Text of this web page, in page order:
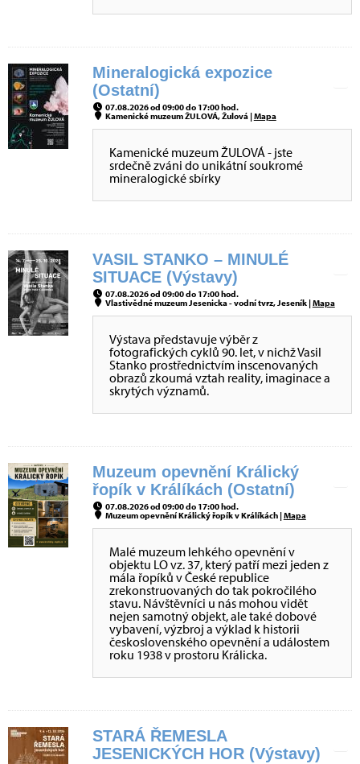
Mineralogická expozice
(Ostatní)
07.08.2026 od 09:00 do 17:00 hod.
Kamenické muzeum ŽULOVÁ, Žulová |Mapa
Kamenické muzeum ŽULOVÁ - jste
srdečně zváni do unikátní soukromé
mineralogické sbírky
VASIL STANKO – MINULÉ
SITUACE (Výstavy)
07.08.2026 od 09:00 do 17:00 hod.
Vlastivědné muzeum Jesenicka - vodní tvrz, Jeseník |Mapa
Výstava představuje výběr z
fotografických cyklů 90. let, v nichž Vasil
Stanko prostřednictvím inscenovaných
obrazů zkoumá vztah reality, imaginace a
skrytých významů.
Muzeum opevnění Králický
řopík v Králíkách (Ostatní)
07.08.2026 od 09:00 do 17:00 hod.
Muzeum opevnění Králický řopík v Králíkách |Mapa
Malé muzeum lehkého opevnění v
objektu LO vz. 37, který patří mezi jeden z
mála řopíků v České republice
zrekonstruovaných do tak pokročilého
stavu. Návštěvníci u nás mohou vidět
nejen samotný objekt, ale také dobové
vybavení, výzbroj a výklad k historii
československého opevnění a událostem
roku 1938 v prostoru Králicka.
STARÁ ŘEMESLA
JESENICKÝCH HOR (Výstavy)